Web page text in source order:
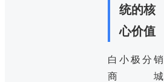
统的核
心价值
白小极分销
商城